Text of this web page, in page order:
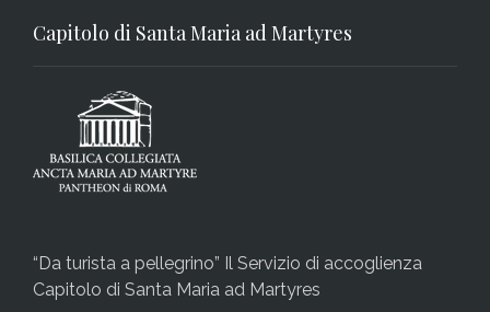
Capitolo di Santa Maria ad Martyres
“Da turista a pellegrino” Il Servizio di accoglienza
Capitolo di Santa Maria ad Martyres